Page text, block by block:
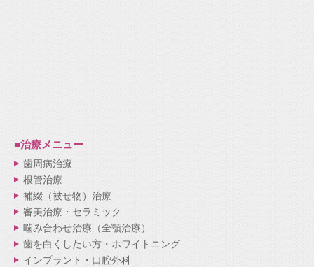
■治療メニュー
歯周病治療
根管治療
補綴（被せ物）治療
審美治療・セラミック
噛み合わせ治療（全顎治療）
歯を白くしたい方・ホワイトニング
インプラント・口腔外科